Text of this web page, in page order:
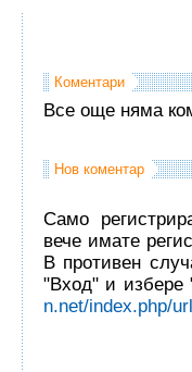
Коментари
Все още няма
Нов коментар
Само
вече имате
В противен
"Вход" и избере
n.net/index.php/